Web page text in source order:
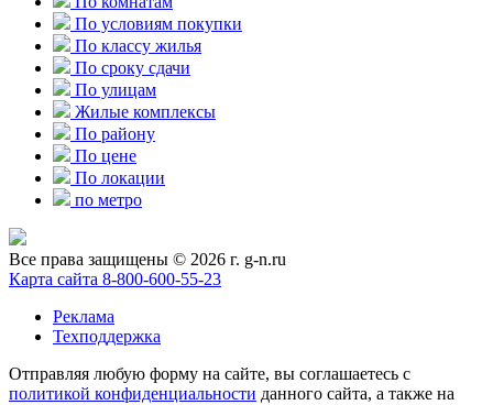
По условиям покупки
По классу жилья
По сроку сдачи
По улицам
Жилые комплексы
По району
По цене
По локации
по метро
Все права защищены © 2026 г. g-n.ru
Карта сайта 8-800-600-55-23
Реклама
Техподдержка
Отправляя любую форму на сайте, вы соглашаетесь с
политикой конфиденциальности данного сайта, а также на